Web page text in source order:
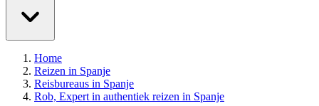
Home
Reizen in Spanje
Reisbureaus in Spanje
Rob, Expert in authentiek reizen in Spanje